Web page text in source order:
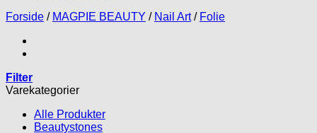
Forside / MAGPIE BEAUTY / Nail Art / Folie
Filter
Varekategorier
Alle Produkter
Beautystones